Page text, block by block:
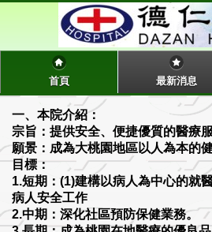
首頁 最新消息
一、本院介紹：
宗旨：提供安全、便捷優質的醫療服
願景：成為大桃園地區以人為本的健
目標：
1.短期：(1)建構以病人為中心的就
病人安全工作
2.中期：深化社區預防保健業務。